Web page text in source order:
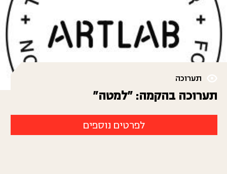
תערוכה
תערוכה בהקמה: "למטה"
לפרטים נוספים